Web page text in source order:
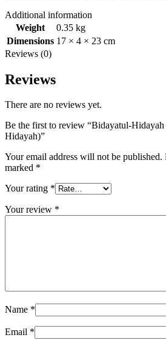
Additional information
Weight
0.35 kg
Dimensions 17 × 4 × 23 cm
Reviews (0)
Reviews
There are no reviews yet.
Be the first to review “Bidayatul-Hidayah
Hidayah)”
Your email address will not be published.
marked *
Your rating *
Your review *
Name *
Email *